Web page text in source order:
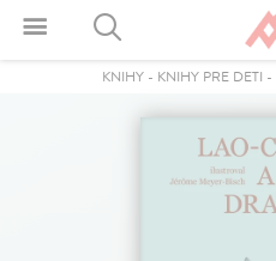
KNIHY - KNIHY PRE DETI -